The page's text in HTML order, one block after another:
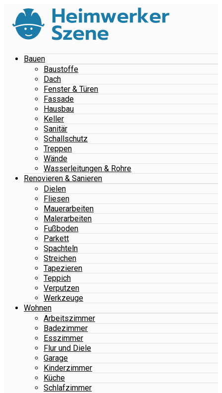
Bauen
Baustoffe
Dach
Fenster & Türen
Fassade
Hausbau
Keller
Sanitär
Schallschutz
Treppen
Wände
Wasserleitungen & Rohre
Renovieren & Sanieren
Dielen
Fliesen
Mauerarbeiten
Malerarbeiten
Fußboden
Parkett
Spachteln
Streichen
Tapezieren
Teppich
Verputzen
Werkzeuge
Wohnen
Arbeitszimmer
Badezimmer
Esszimmer
Flur und Diele
Garage
Kinderzimmer
Küche
Schlafzimmer